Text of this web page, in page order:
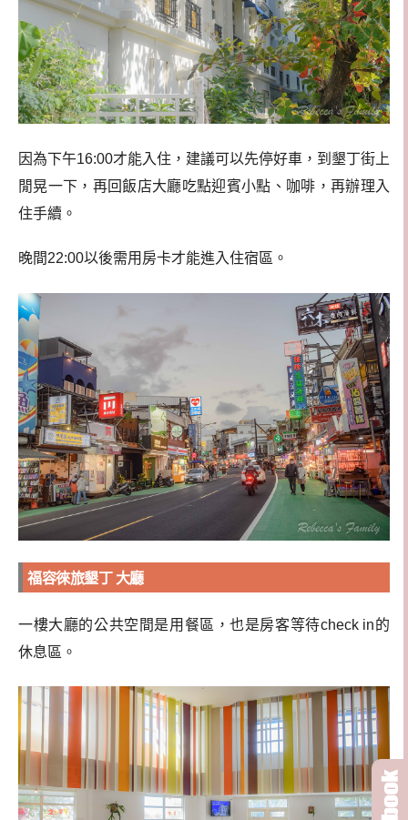
因為下午16:00才能入住，建議可以先停好車，到墾丁街上
閒晃一下，再回飯店大廳吃點迎賓小點、咖啡，再辦理入
住手續。
晚間22:00以後需用房卡才能進入住宿區。
福容徠旅墾丁 大廳
一樓大廳的公共空間是用餐區，也是房客等待check in的
休息區。